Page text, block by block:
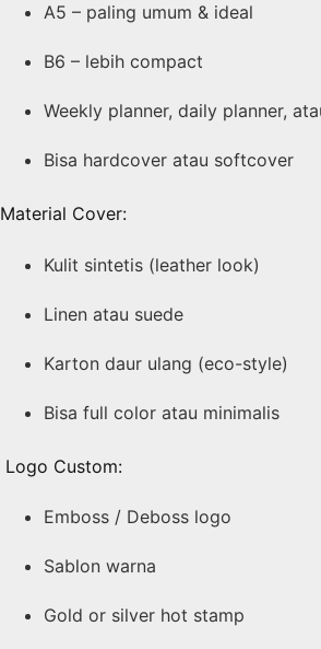
A5 – paling umum & ideal
B6 – lebih compact
Weekly planner, daily planner,
Bisa hardcover atau softcover
Material Cover:
Kulit sintetis (leather look)
Linen atau suede
Karton daur ulang (eco-style)
Bisa full color atau minimalis
️ Logo Custom:
Emboss / Deboss logo
Sablon warna
Gold or silver hot stamp